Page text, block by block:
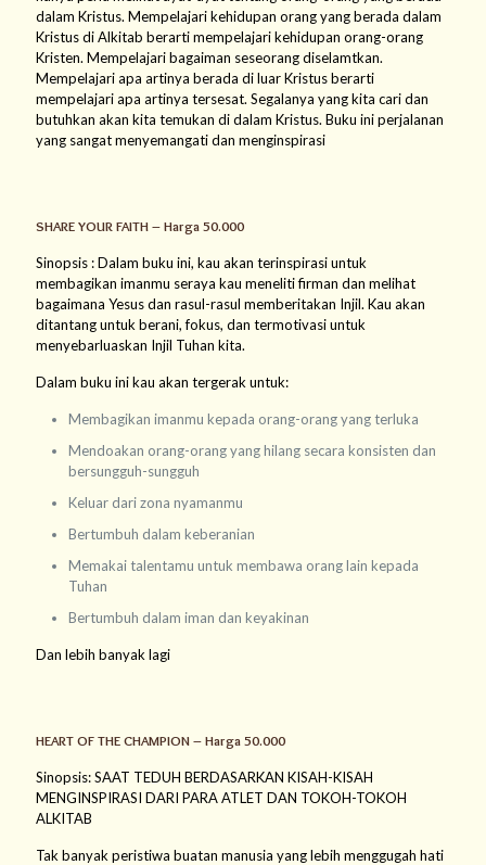
dalam Kristus. Mempelajari kehidupan orang yang berada dalam
Kristus di Alkitab berarti mempelajari kehidupan orang-orang
Kristen. Mempelajari bagaiman seseorang diselamtkan.
Mempelajari apa artinya berada di luar Kristus berarti
mempelajari apa artinya tersesat. Segalanya yang kita cari dan
butuhkan akan kita temukan di dalam Kristus. Buku ini perjalanan
yang sangat menyemangati dan menginspirasi
SHARE YOUR FAITH – Harga 50.000
Sinopsis : Dalam buku ini, kau akan terinspirasi untuk
membagikan imanmu seraya kau meneliti firman dan melihat
bagaimana Yesus dan rasul-rasul memberitakan Injil. Kau akan
ditantang untuk berani, fokus, dan termotivasi untuk
menyebarluaskan Injil Tuhan kita.
Dalam buku ini kau akan tergerak untuk:
Membagikan imanmu kepada orang-orang yang terluka
Mendoakan orang-orang yang hilang secara konsisten dan
bersungguh-sungguh
Keluar dari zona nyamanmu
Bertumbuh dalam keberanian
Memakai talentamu untuk membawa orang lain kepada
Tuhan
Bertumbuh dalam iman dan keyakinan
Dan lebih banyak lagi
HEART OF THE CHAMPION – Harga 50.000
Sinopsis: SAAT TEDUH BERDASARKAN KISAH-KISAH
MENGINSPIRASI DARI PARA ATLET DAN TOKOH-TOKOH
ALKITAB
Tak banyak peristiwa buatan manusia yang lebih menggugah hati